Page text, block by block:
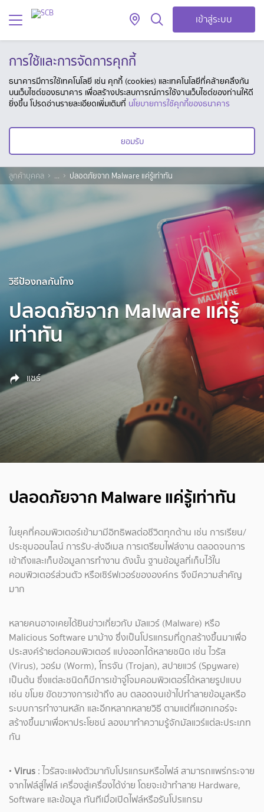
เข้าสู่ระบบ
การใช้และการจัดการคุกกี้
ธนาคารมีการใช้เทคโนโลยี เช่น คุกกี้ (cookies) และเทคโนโลยีที่คล้ายคลึงกัน
บนเว็บไซต์ของธนาคาร เพื่อสร้างประสบการณ์การใช้งานเว็บไซต์ของท่านให้ดี
ยิ่งขึ้น โปรดอ่านรายละเอียดเพิ่มเติมที่ นโยบายการใช้คุกกี้ของธนาคาร
ยอมรับ
ลูกค้าบุคคล ... ปลอดภัยจาก Malware แค่รู้เท่าทัน
วิธีป้องกลกันโกง
ปลอดภัยจาก Malware แค่รู้
เท่าทัน
แชร์
ปลอดภัยจาก Malware แค่รู้เท่าทัน
ในยุคที่คอมพิวเตอร์เข้ามามีอิทธิพลต่อชีวิตทุกด้าน เช่น การเรียน/
ประชุมออนไลน์ การรับ-ส่งอีเมล การเตรียมไฟล์งาน ตลอดจนการ
เข้าถึงและเก็บข้อมูลการทำงาน ดังนั้น ฐานข้อมูลที่เก็บไว้ใน
คอมพิวเตอร์ส่วนตัว หรือเซิร์ฟเวอร์ขององค์กร จึงมีความสำคัญ
มาก
หลายคนอาจเคยได้ยินข่าวเกี่ยวกับ มัลแวร์ (Malware) หรือ
Malicious Software มาบ้าง ซึ่งเป็นโปรแกรมที่ถูกสร้างขึ้นมาเพื่อ
ประสงค์ร้ายต่อคอมพิวเตอร์ แบ่งออกได้หลายชนิด เช่น ไวรัส
(Virus), วอร์ม (Worm), โทรจัน (Trojan), สปายแวร์ (Spyware)
เป็นต้น ซึ่งแต่ละชนิดก็มีการเข้าจู่โจมคอมพิวเตอร์ได้หลายรูปแบบ
เช่น ขโมย ขัดขวางการเข้าถึง ลบ ตลอดจนเข้าไปทำลายข้อมูลหรือ
ระบบการทำงานหลัก และอีกหลากหลายวิธี ตามแต่ที่แฮกเกอร์จะ
สร้างขึ้นมาเพื่อหาประโยชน์ ลองมาทำความรู้จักมัลแวร์แต่ละประเภท
กัน
• Virus : ไวรัสจะแฝงตัวมากับโปรแกรมหรือไฟล์ สามารถแพร่กระจาย
จากไฟล์สู่ไฟล์ เครื่องสู่เครื่องได้ง่าย โดยจะเข้าทำลาย Hardware,
Software และข้อมูล ทันทีเมื่อเปิดไฟล์หรือรันโปรแกรม